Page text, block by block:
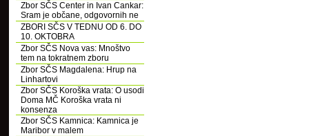
Zbor SČS Center in Ivan Cankar:
Sram je občane, odgovornih ne
ZBORI SČS V TEDNU OD 6. DO
10. OKTOBRA
Zbor SČS Nova vas: Mnoštvo
tem na tokratnem zboru
Zbor SČS Magdalena: Hrup na
Linhartovi
Zbor SČS Koroška vrata: O usodi
Doma MČ Koroška vrata ni
konsenza
Zbor SČS Kamnica: Kamnica je
Maribor v malem